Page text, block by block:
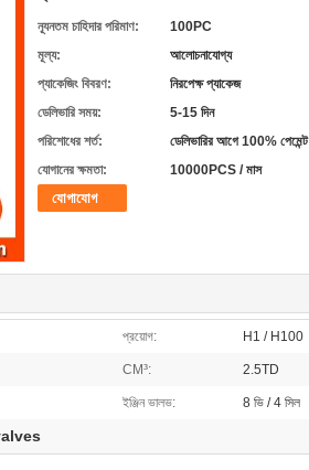
ন্যূনতম চাহিদার পরিমাণ:
100PC
মূল্য:
আলোচনাযোগ্য
প্যাকেজিং বিবরণ:
নিরপেক্ষ প্যাকেজ
ডেলিভারি সময়:
5-15 দিন
পরিশোধের শর্ত:
ডেলিভারির আগে 100% পেমেন্ট
যোগানের ক্ষমতা:
10000PCS / মাস
যোগাযোগ
প্রয়োগ: H1 / H100
CM³: 2.5TD
ইঞ্জিন ভালভ: 8 ভি / 4 সিল